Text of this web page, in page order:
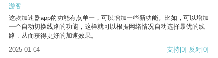
游客
这款加速器app的功能有点单一，可以增加一些新功能。比如，可以增加
一个自动切换线路的功能，这样就可以根据网络情况自动选择最优的线
路，从而获得更好的加速效果。
2025-01-04
支持[0] 反对[0]